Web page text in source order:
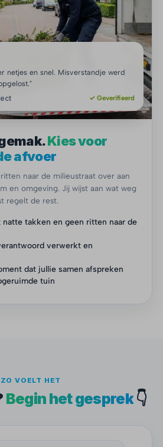
netjes en snel. Misverstandje werd
✓ Geverifieerd
Kies voor
afvoer
naar de milieustraat over aan
en omgeving. Jij wijst aan wat weg
regelt de rest.
takken en geen ritten naar de
verwerkt en
dat jullie samen afspreken
tuin
ZO VOELT HET
Begin het gesprek👇